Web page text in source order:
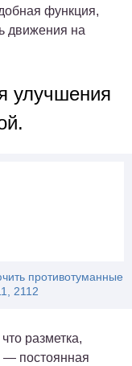
функция,
движения на
улучшения
противотуманные
2112
разметка,
— постоянная